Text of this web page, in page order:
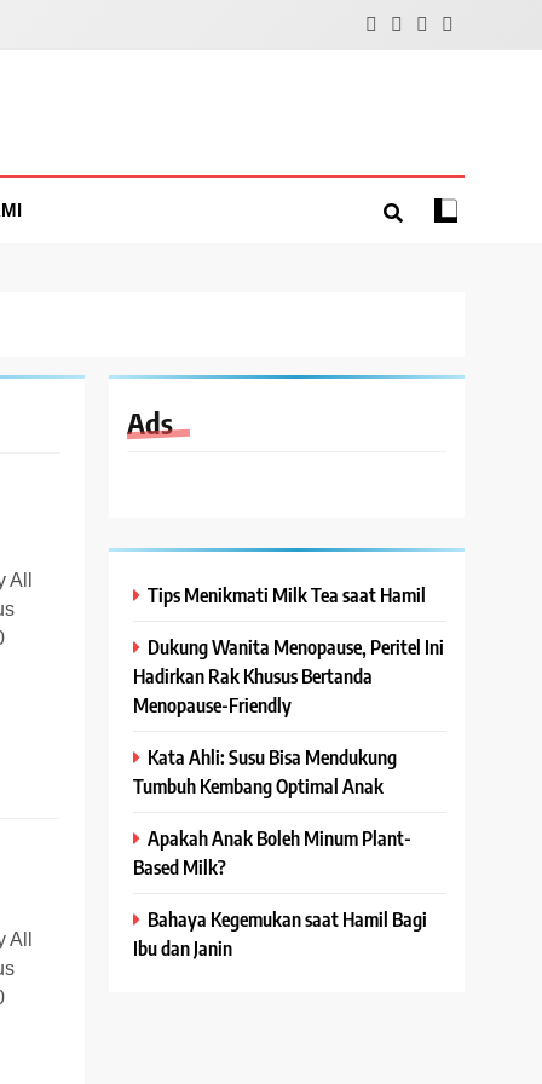
Ads
Tips Menikmati Milk Tea saat Hamil
Dukung Wanita Menopause, Peritel Ini
Hadirkan Rak Khusus Bertanda
Menopause-Friendly
Kata Ahli: Susu Bisa Mendukung
Tumbuh Kembang Optimal Anak
Apakah Anak Boleh Minum Plant-
Based Milk?
Bahaya Kegemukan saat Hamil Bagi
Ibu dan Janin